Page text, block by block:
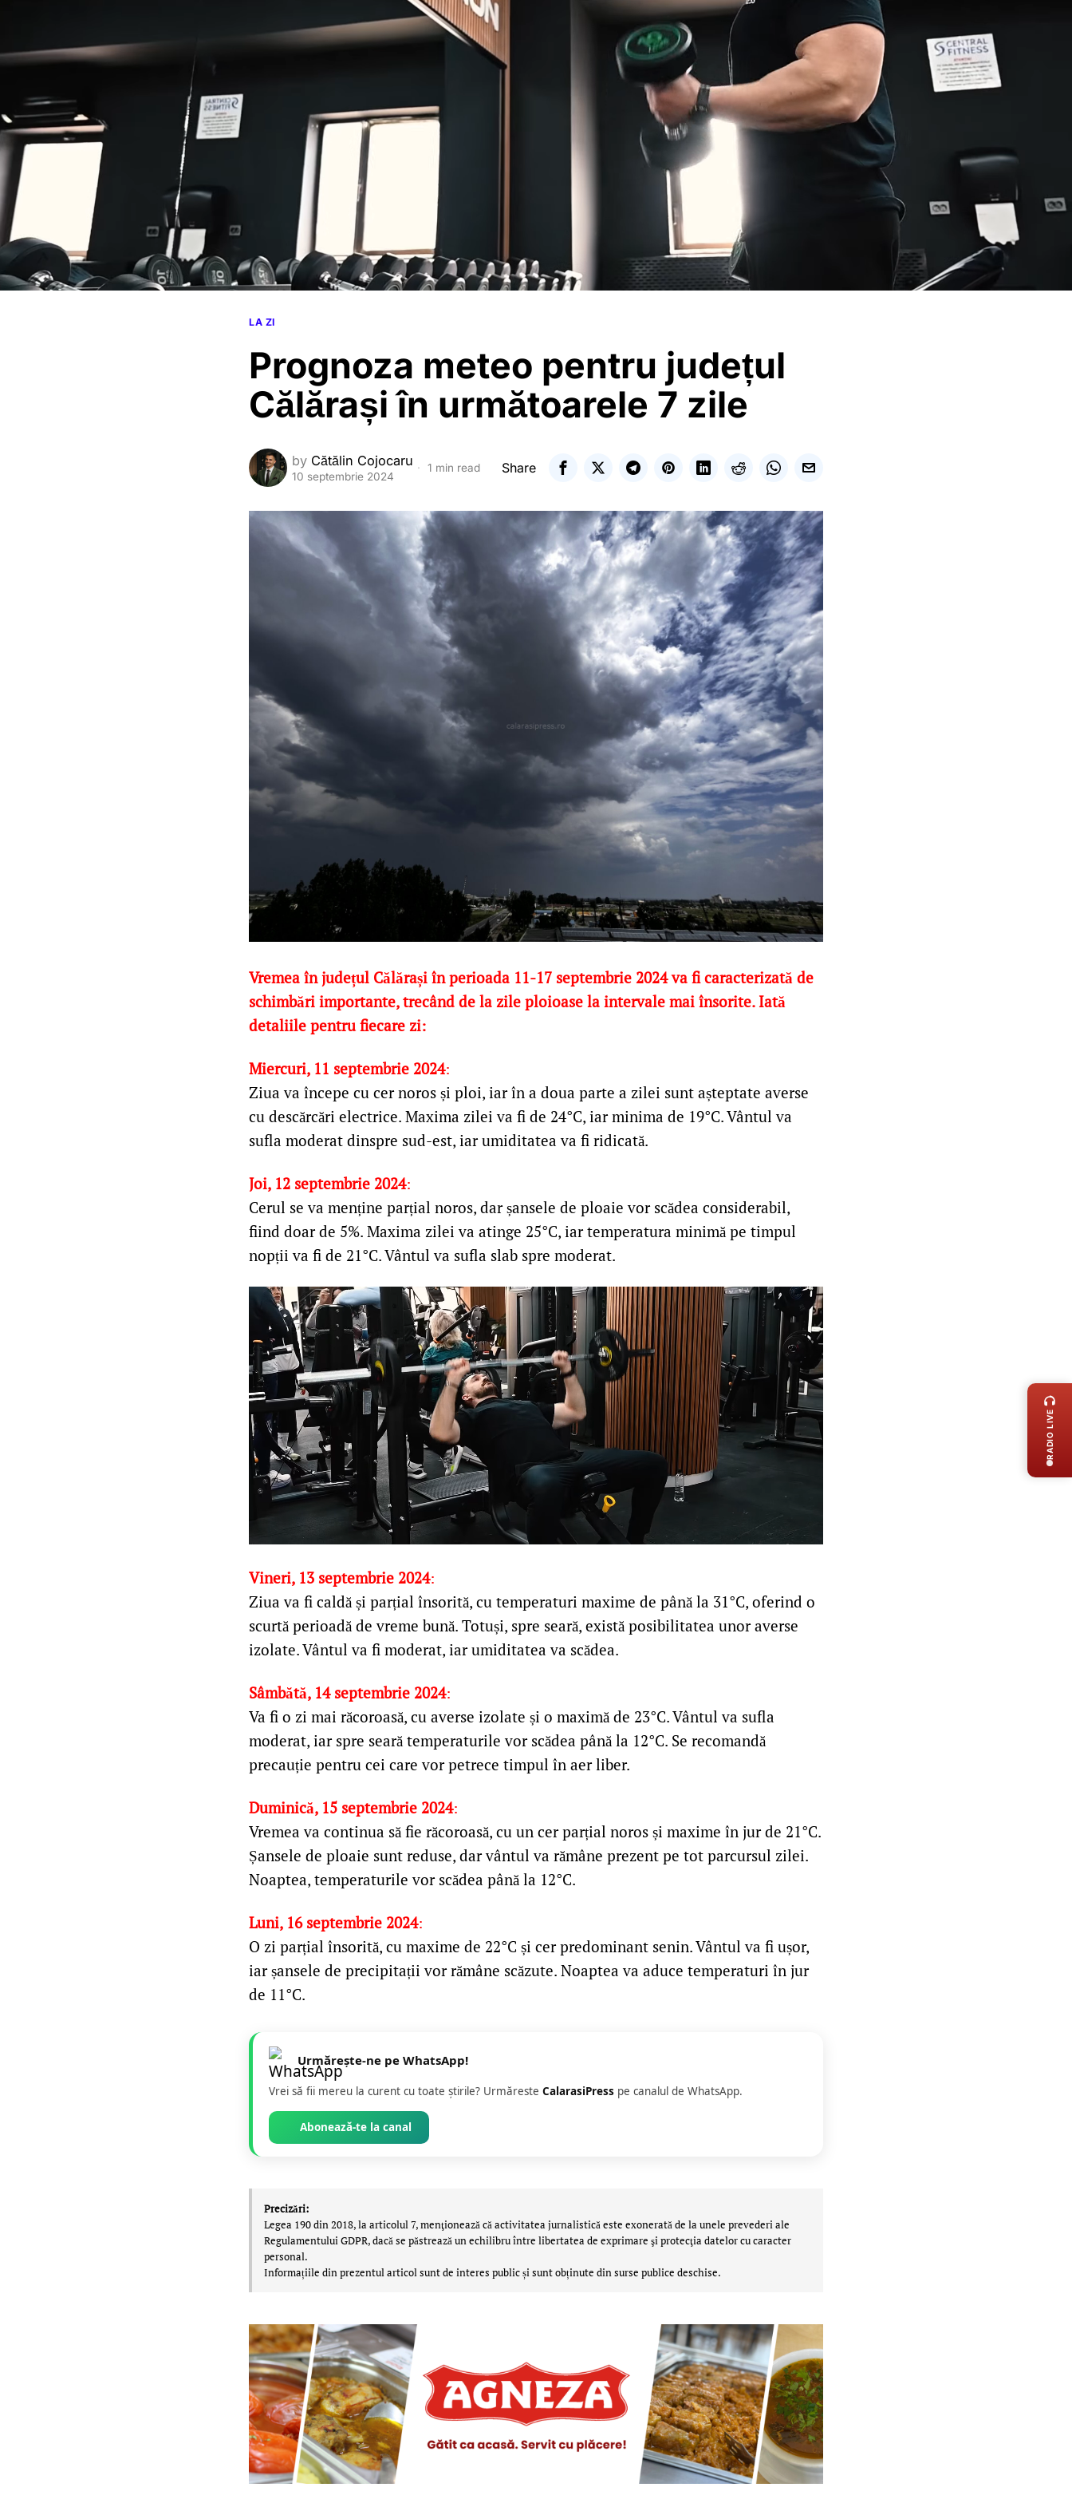
LA ZI
Prognoza meteo pentru județul
Călărași în următoarele 7 zile
by Cătălin Cojocaru
10 septembrie 2024
1 min read Share
Vremea în județul Călărași în perioada 11-17 septembrie 2024 va fi caracterizată de
schimbări importante, trecând de la zile ploioase la intervale mai însorite. Iată
detaliile pentru fiecare zi:
Miercuri, 11 septembrie 2024:
Ziua va începe cu cer noros și ploi, iar în a doua parte a zilei sunt așteptate averse
cu descărcări electrice. Maxima zilei va fi de 24°C, iar minima de 19°C. Vântul va
sufla moderat dinspre sud-est, iar umiditatea va fi ridicată.
Joi, 12 septembrie 2024:
Cerul se va menține parțial noros, dar șansele de ploaie vor scădea considerabil,
fiind doar de 5%. Maxima zilei va atinge 25°C, iar temperatura minimă pe timpul
nopții va fi de 21°C. Vântul va sufla slab spre moderat​.
Vineri, 13 septembrie 2024:
Ziua va fi caldă și parțial însorită, cu temperaturi maxime de până la 31°C, oferind o
scurtă perioadă de vreme bună. Totuși, spre seară, există posibilitatea unor averse
izolate. Vântul va fi moderat, iar umiditatea va scădea.
Sâmbătă, 14 septembrie 2024:
Va fi o zi mai răcoroasă, cu averse izolate și o maximă de 23°C. Vântul va sufla
moderat, iar spre seară temperaturile vor scădea până la 12°C. Se recomandă
precauție pentru cei care vor petrece timpul în aer liber​.
Duminică, 15 septembrie 2024:
Vremea va continua să fie răcoroasă, cu un cer parțial noros și maxime în jur de 21°C.
Șansele de ploaie sunt reduse, dar vântul va rămâne prezent pe tot parcursul zilei.
Noaptea, temperaturile vor scădea până la 12°C.
Luni, 16 septembrie 2024:
O zi parțial însorită, cu maxime de 22°C și cer predominant senin. Vântul va fi ușor,
iar șansele de precipitații vor rămâne scăzute. Noaptea va aduce temperaturi în jur
de 11°C.
Urmărește-ne pe WhatsApp!
Vrei să fii mereu la curent cu toate știrile? Urmăreste CalarasiPress pe canalul de WhatsApp.
Abonează-te la canal
Precizări:
Legea 190 din 2018, la articolul 7, menţionează că activitatea jurnalistică este exonerată de la unele prevederi ale
Regulamentului GDPR, dacă se păstrează un echilibru între libertatea de exprimare şi protecţia datelor cu caracter
personal.
Informațiile din prezentul articol sunt de interes public și sunt obținute din surse publice deschise.
RADIO LIVE